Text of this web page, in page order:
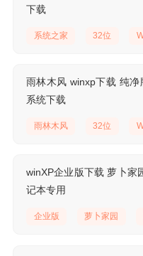
下载
系统之家 32位
雨林木风 winxp下载 纯
系统下载
雨林木风 32位
winXP企业版下载 萝卜家
记本专用
企业版 萝卜家园